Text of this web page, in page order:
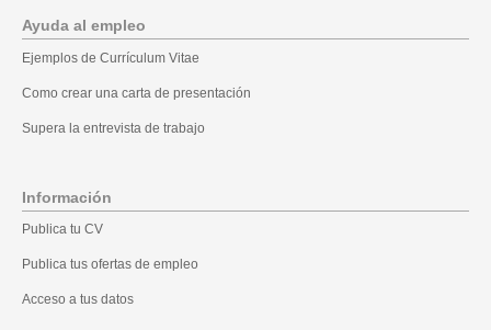
Ayuda al empleo
Ejemplos de Currículum Vitae
Como crear una carta de presentación
Supera la entrevista de trabajo
Información
Publica tu CV
Publica tus ofertas de empleo
Acceso a tus datos